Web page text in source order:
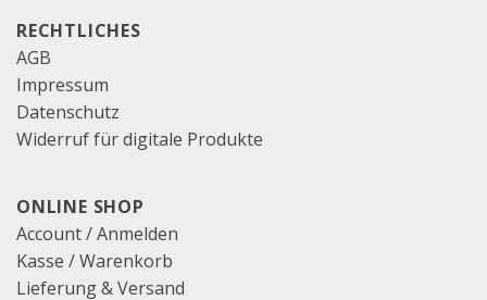
RECHTLICHES
AGB
Impressum
Datenschutz
Widerruf für digitale Produkte
ONLINE SHOP
Account / Anmelden
Kasse /Warenkorb
Lieferung & Versand